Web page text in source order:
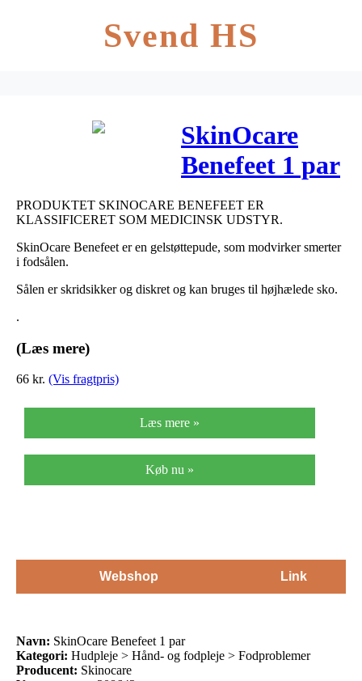
Svend HS
SkinOcare
Benefeet 1 par
PRODUKTET SKINOCARE BENEFEET ER
KLASSIFICERET SOM MEDICINSK UDSTYR.
SkinOcare Benefeet er en gelstøttepude, som modvirker smerter
i fodsålen.
Sålen er skridsikker og diskret og kan bruges til højhælede sko.
.
(Læs mere)
66 kr. (Vis fragtpris)
Læs mere »
Køb nu »
Webshop Link
Navn: SkinOcare Benefeet 1 par
Kategori: Hudpleje > Hånd- og fodpleje > Fodproblemer
Producent: Skinocare